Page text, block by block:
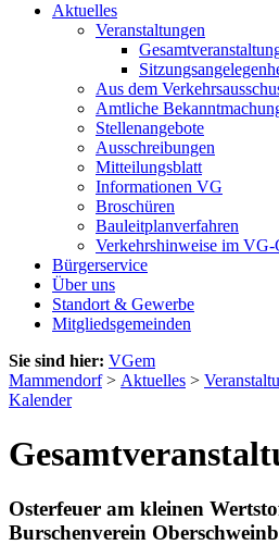
Aktuelles
Veranstaltungen
Aus dem
Amtliche
Stellenangebote
Ausschreibungen
Mitteilungsblatt
Informationen VG
Broschüren
Bauleitplanverfahren
Verkehrshinweise im VG-
Bürgerservice
Über uns
Standort & Gewerbe
Mitgliedsgemeinden
Sie sind hier: VGem
Mammendorf> Aktuelles >
Kalender
Osterfeuer am kleinen
Burschenverein